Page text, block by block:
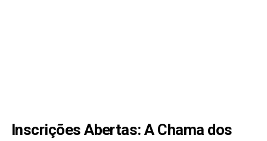
Inscrições Abertas: A Chama dos